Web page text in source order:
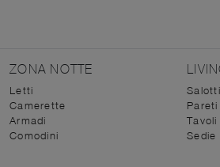
ZONA NOTTE
Letti
Camerette
Armadi
Comodini
Salotti
Tavoli
Sedie